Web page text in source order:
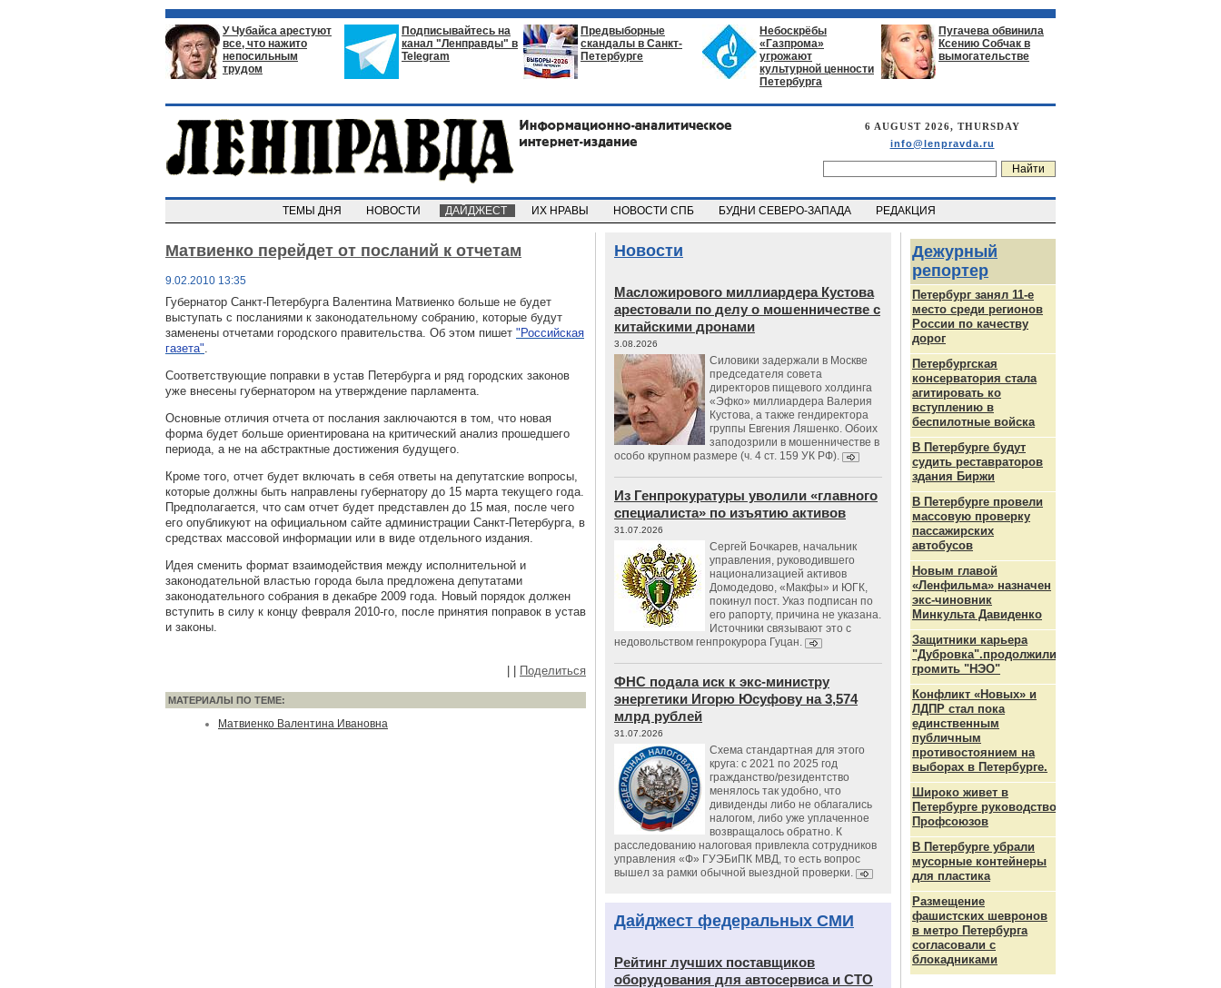
У Чубайса арестуют
все, что нажито
непосильным
трудом
Подписывайтесь на
канал "Ленправды" в
Telegram
Предвыборные
скандалы в Санкт-
Петербурге
Небоскрёбы
«Газпрома»
угрожают
культурной ценности
Петербурга
Пугачева обвинила
Ксению Собчак в
вымогательстве
6 AUGUST 2026, THURSDAY
info@lenpravda.ru
ТЕМЫ ДНЯ НОВОСТИ ДАЙДЖЕСТ ИХ НРАВЫ НОВОСТИ СПБ БУДНИ СЕВЕРО-ЗАПАДА РЕДАКЦИЯ
Матвиенко перейдет от посланий к отчетам
9.02.2010 13:35
Губернатор Санкт-Петербурга Валентина Матвиенко больше не будет
выступать с посланиями к законодательному собранию, которые будут
заменены отчетами городского правительства. Об этом пишет "Российская
газета".
Соответствующие поправки в устав Петербурга и ряд городских законов
уже внесены губернатором на утверждение парламента.
Основные отличия отчета от послания заключаются в том, что новая
форма будет больше ориентирована на критический анализ прошедшего
периода, а не на абстрактные достижения будущего.
Кроме того, отчет будет включать в себя ответы на депутатские вопросы,
которые должны быть направлены губернатору до 15 марта текущего года.
Предполагается, что сам отчет будет представлен до 15 мая, после чего
его опубликуют на официальном сайте администрации Санкт-Петербурга, в
средствах массовой информации или в виде отдельного издания.
Идея сменить формат взаимодействия между исполнительной и
законодательной властью города была предложена депутатами
законодательного собрания в декабре 2009 года. Новый порядок должен
вступить в силу к концу февраля 2010-го, после принятия поправок в устав
и законы.
Поделиться
МАТЕРИАЛЫ ПО ТЕМЕ:
Матвиенко Валентина Ивановна
Новости
Масложирового миллиардера Кустова
арестовали по делу о мошенничестве с
китайскими дронами
3.08.2026
Силовики задержали в Москве
председателя совета
директоров пищевого холдинга
«Эфко» миллиардера Валерия
Кустова, а также гендиректора
группы Евгения Ляшенко. Обоих
заподозрили в мошенничестве в
особо крупном размере (ч. 4 ст. 159 УК РФ).
Из Генпрокуратуры уволили «главного
специалиста» по изъятию активов
31.07.2026
Сергей Бочкарев, начальник
управления, руководившего
национализацией активов
Домодедово, «Макфы» и ЮГК,
покинул пост. Указ подписан по
его рапорту, причина не указана.
Источники связывают это с
недовольством генпрокурора Гуцан.
ФНС подала иск к экс-министру
энергетики Игорю Юсуфову на 3,574
млрд рублей
31.07.2026
Схема стандартная для этого
круга: с 2021 по 2025 год
гражданство/резидентство
менялось так удобно, что
дивиденды либо не облагались
налогом, либо уже уплаченное
возвращалось обратно. К
расследованию налоговая привлекла сотрудников
управления «Ф» ГУЭБиПК МВД, то есть вопрос
вышел за рамки обычной выездной проверки.
Дайджест федеральных СМИ
Рейтинг лучших поставщиков
оборудования для автосервиса и СТО
Дежурный
репортер
Петербург занял 11-е
место среди регионов
России по качеству
дорог
Петербургская
консерватория стала
агитировать ко
вступлению в
беспилотные войска
В Петербурге будут
судить реставраторов
здания Биржи
В Петербурге провели
массовую проверку
пассажирских
автобусов
Новым главой
«Ленфильма» назначен
экс-чиновник
Минкульта Давиденко
Защитники карьера
"Дубровка".продолжили
громить "НЭО"
Конфликт «Новых» и
ЛДПР стал пока
единственным
публичным
противостоянием на
выборах в Петербурге.
Широко живет в
Петербурге руководство
Профсоюзов
В Петербурге убрали
мусорные контейнеры
для пластика
Размещение
фашистских шевронов
в метро Петербурга
согласовали с
блокадниками